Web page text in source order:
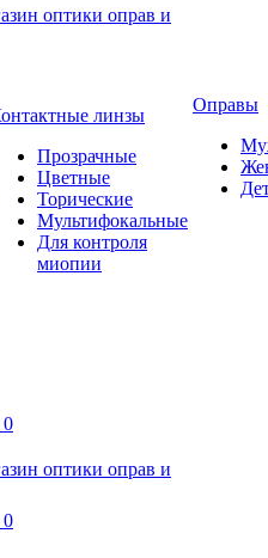
линзы
Прозрачные
Цветные
Торические
Мультифокальные
Для контроля
миопии
Оправы
0
0